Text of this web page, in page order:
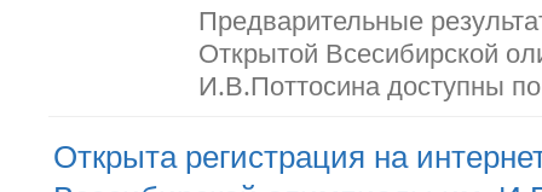
Предварительные
Открытой Всесибирской
И.В.Поттосина доступны
Открыта регистрация на